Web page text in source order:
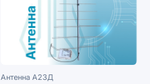
Антенна А23Д